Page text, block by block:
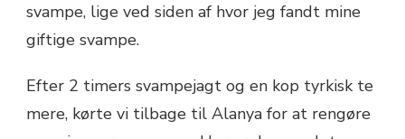
svampe, lige ved siden af hvor jeg fandt mine
giftige svampe.
Efter 2 timers svampejagt og en kop tyrkisk te
mere, kørte vi tilbage til Alanya for at rengøre